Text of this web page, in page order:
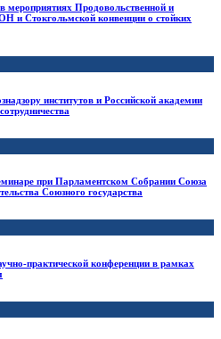
мероприятиях Продовольственной и
и Стокгольмской конвенции о стойких
институтов и Российской академии
при Парламентском Собрании Союза
Союзного государства
практической конференции в рамках